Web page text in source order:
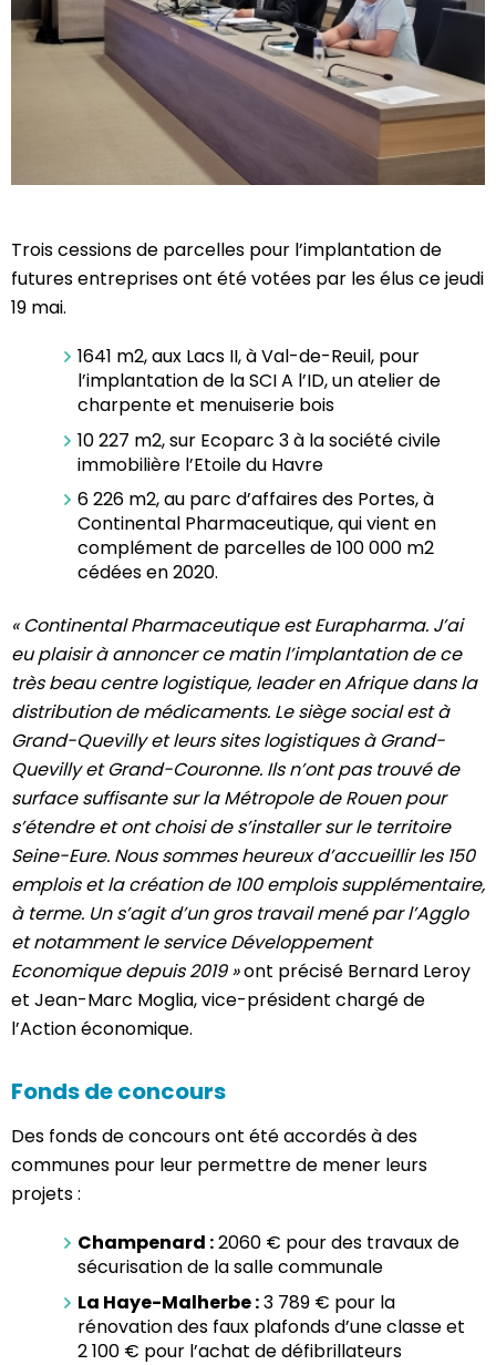
Trois cessions de parcelles pour l’implantation de
futures entreprises ont été votées par les élus ce jeudi
19 mai.
1641 m2, aux Lacs II, à Val-de-Reuil, pour
l’implantation de la SCI A l’ID, un atelier de
charpente et menuiserie bois
10 227 m2, sur Ecoparc 3 à la société civile
immobilière l’Etoile du Havre
6 226 m2, au parc d’affaires des Portes, à
Continental Pharmaceutique, qui vient en
complément de parcelles de 100 000 m2
cédées en 2020.
« Continental Pharmaceutique est Eurapharma. J’ai
eu plaisir à annoncer ce matin l’implantation de ce
très beau centre logistique, leader en Afrique dans la
distribution de médicaments. Le siège social est à
Grand-Quevilly et leurs sites logistiques à Grand-
Quevilly et Grand-Couronne. Ils n’ont pas trouvé de
surface suffisante sur la Métropole de Rouen pour
s’étendre et ont choisi de s’installer sur le territoire
Seine-Eure. Nous sommes heureux d’accueillir les 150
emplois et la création de 100 emplois supplémentaire,
à terme. Un s’agit d’un gros travail mené par l’Agglo
et notamment le service Développement
Economique depuis 2019 »ont précisé Bernard Leroy
et Jean-Marc Moglia, vice-président chargé de
l’Action économique.
Fonds de concours
Des fonds de concours ont été accordés à des
communes pour leur permettre de mener leurs
projets :
Champenard :2060 € pour des travaux de
sécurisation de la salle communale
La Haye-Malherbe :3 789 € pour la
rénovation des faux plafonds d’une classe et
2 100 € pour l’achat de défibrillateurs